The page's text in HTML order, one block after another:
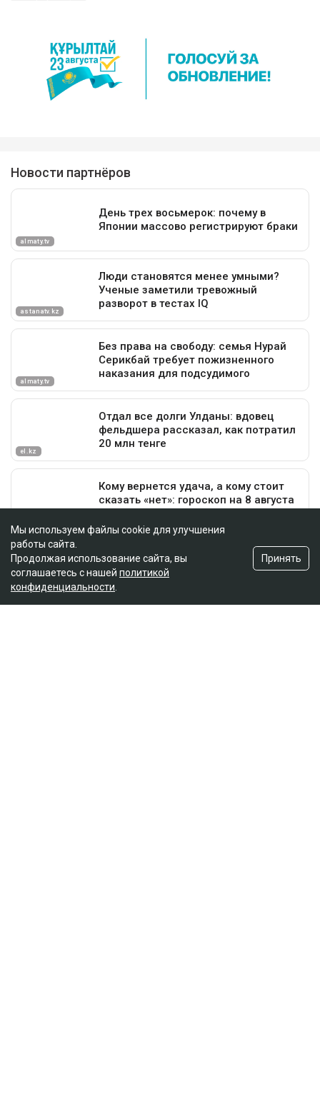
Мы используем файлы cookie для улучшения
работы сайта.
Продолжая использование сайта, вы
соглашаетесь с нашей политикой
конфиденциальности
Принять